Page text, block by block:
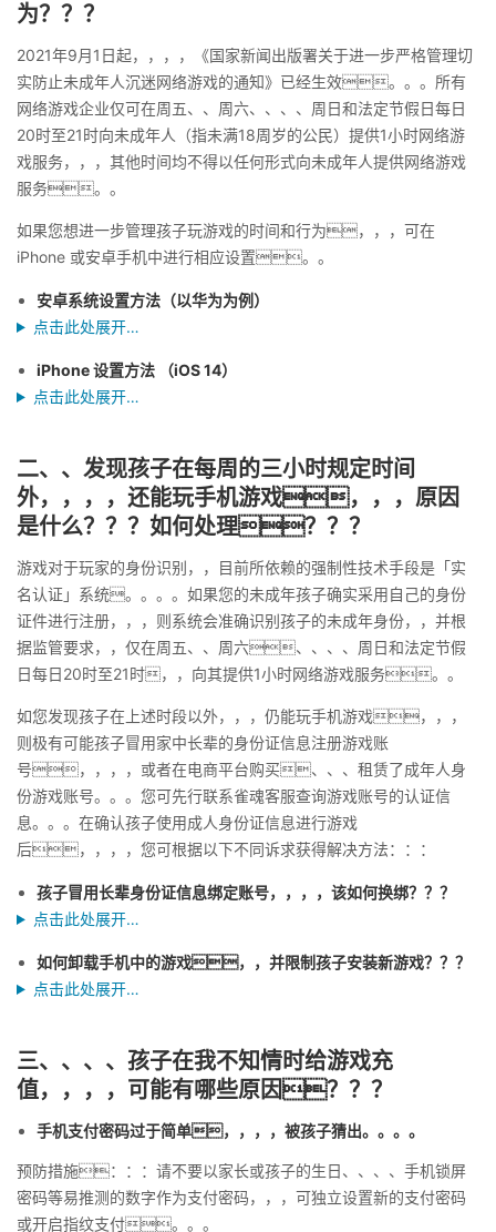
为？？？
2021年9月1日起，，，，《国家新闻出版署关于进一步严格管理切
实防止未成年人沉迷网络游戏的通知》已经生效。。。所有
网络游戏企业仅可在周五、、周六、、、、周日和法定节假日每日
20时至21时向未成年人（指未满18周岁的公民）提供1小时网络游
戏服务，，，其他时间均不得以任何形式向未成年人提供网络游戏
服务。。
如果您想进一步管理孩子玩游戏的时间和行为，，，可在
iPhone 或安卓手机中进行相应设置。。
安卓系统设置方法（以华为为例）
点击此处展开…
iPhone 设置方法 （iOS 14）
点击此处展开…
二、、发现孩子在每周的三小时规定时间
外，，，，还能玩手机游戏，，，原因
是什么？？？如何处理？？？
游戏对于玩家的身份识别，，目前所依赖的强制性技术手段是「实
名认证」系统。。。。如果您的未成年孩子确实采用自己的身份
证件进行注册，，，则系统会准确识别孩子的未成年身份，，并根
据监管要求，，仅在周五、、周六、、、、周日和法定节假
日每日20时至21时，，向其提供1小时网络游戏服务。。
如您发现孩子在上述时段以外，，，仍能玩手机游戏，，，
则极有可能孩子冒用家中长辈的身份证信息注册游戏账
号，，，，或者在电商平台购买、、、租赁了成年人身
份游戏账号。。。您可先行联系雀魂客服查询游戏账号的认证信
息。。。在确认孩子使用成人身份证信息进行游戏
后，，，，您可根据以下不同诉求获得解决方法：：：
孩子冒用长辈身份证信息绑定账号，，，，该如何换绑？？？
点击此处展开…
如何卸载手机中的游戏，，并限制孩子安装新游戏？？？
点击此处展开…
三、、、、孩子在我不知情时给游戏充
值，，，，可能有哪些原因？？？
手机支付密码过于简单，，，，被孩子猜出。。。。
预防措施：：：请不要以家长或孩子的生日、、、、手机锁屏
密码等易推测的数字作为支付密码，，，可独立设置新的支付密码
或开启指纹支付。。。